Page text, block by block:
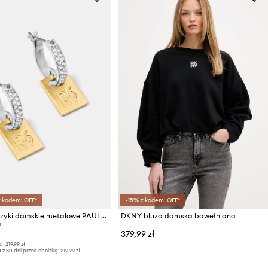
OFF*
DKNY kolczyki damskie metalowe PAULA
219,99 zł
z 30 dni przed obniżką: 219,99 zł
-15% z kodem: OFF*
DKNY bluza damska bawełniana
379,99 zł